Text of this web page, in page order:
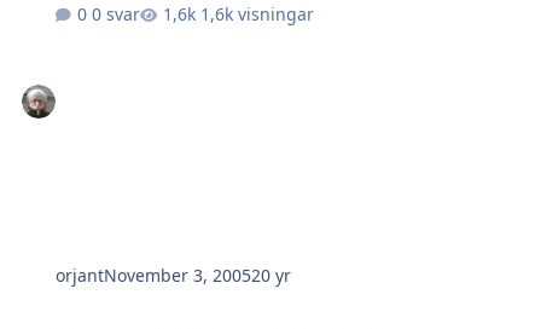
0 svar
1,6k visningar
orjantNovember 3, 200520 yr